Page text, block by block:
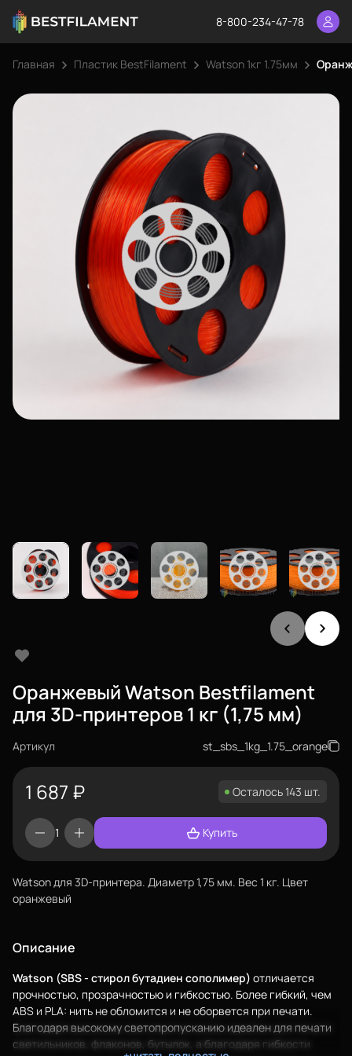
8-800-234-47-78
Главная Пластик BestFilament Watson 1кг 1.75мм
Оранжевый Watson Bestfilament
для 3D-принтеров 1 кг (1,75 мм)
Артикул st_sbs_1kg_1.75_orange
1 687 ₽ Осталось 143 шт.
Купить
Watson для 3D-принтера. Диаметр 1,75 мм. Вес 1 кг. Цвет
оранжевый
Описание
Watson (SBS - стирол бутадиен сополимер) отличается
прочностью, прозрачностью и гибкостью. Более гибкий, чем
ABS и PLA: нить не обломится и не оборвется при печати.
Благодаря высокому светопропусканию идеален для печати
светильников, флаконов, бутылок, а благодаря гибкости
Войти
О нас